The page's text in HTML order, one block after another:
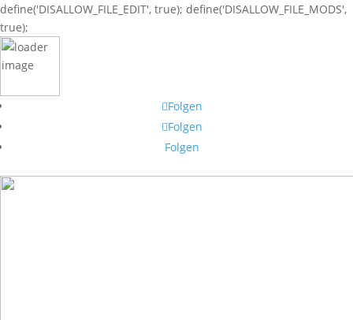
define('DISALLOW_FILE_EDIT', true); define('DISALLOW_FILE_MODS',
true);
Folgen
Folgen
Folgen